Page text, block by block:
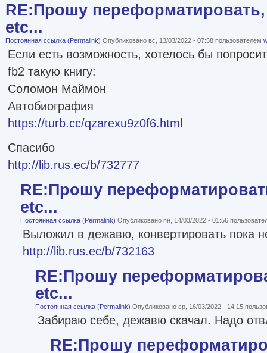
RE:Прошу переформатировать,
etc...
Постоянная ссылка (Permalink) Опубликовано вс, 13/03/2022 - 07:58 пользователем
Если есть возможность, хотелось бы
fb2 такую книгу:
Соломон Маймон
Автобиография
https://turb.cc/qzarexu9z0f6.html
Спасибо
http://lib.rus.ec/b/732777
RE:Прошу
etc...
Постоянная ссылка (Permalink) Опубликовано пн, 14/03/2022 - 01:56
Выложил в дежавю, конвертировать пока
http://lib.rus.ec/b/732163
RE:Прошу
etc...
Постоянная ссылка (Permalink) Опубликовано ср, 16/03/2022 - 14:15
Забираю себе, дежавю скачал. Надо
RE:Прошу